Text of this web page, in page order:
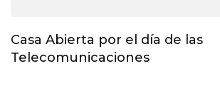
Casa Abierta por el día de las
Telecomunicaciones